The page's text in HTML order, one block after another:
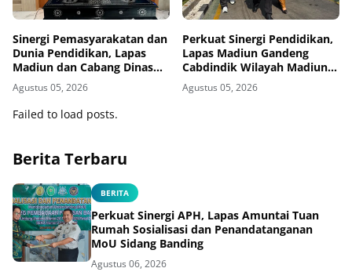
Sinergi Pemasyarakatan dan
Dunia Pendidikan, Lapas
Madiun dan Cabang Dinas
Pendidikan Wilayah Madiun
Jalin Kerja Sama Pendidikan
Vokasi Teknik Instalasi
Tenaga Listrik bagi Warga
Agustus 05, 2026
Perkuat Sinergi Pendidikan,
Lapas Madiun Gandeng
Cabdindik Wilayah Madiun
Hadirkan Program TITL
Agustus 05, 2026
Failed to load posts.
Berita Terbaru
BERITA
Perkuat Sinergi APH, Lapas Amuntai Tuan
Rumah Sosialisasi dan Penandatanganan
MoU Sidang Banding
Agustus 06, 2026